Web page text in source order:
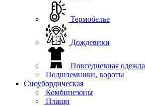
Термобелье
Дождевики
Повседневная одежда
Подшлемники, вороты
Сноубордическая
Комбинезоны
Плащи